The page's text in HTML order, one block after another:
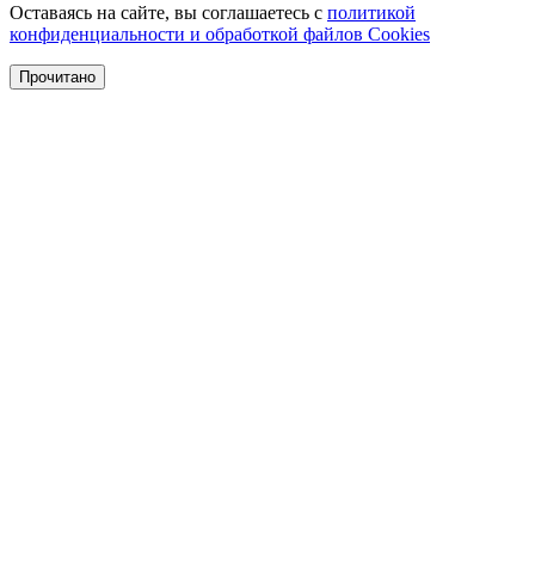
Оставаясь на сайте, вы соглашаетесь с политикой
конфиденциальности и обработкой файлов Cookies
Прочитано